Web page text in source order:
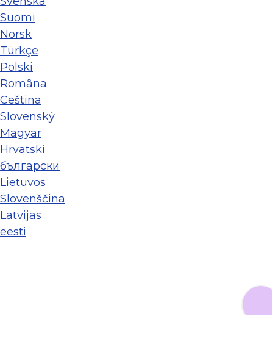
Suomi
Norsk
Türkçe
Polski
Româna
Ceština
Slovenský
Magyar
Hrvatski
български
Lietuvos
Slovenščina
Latvijas
eesti